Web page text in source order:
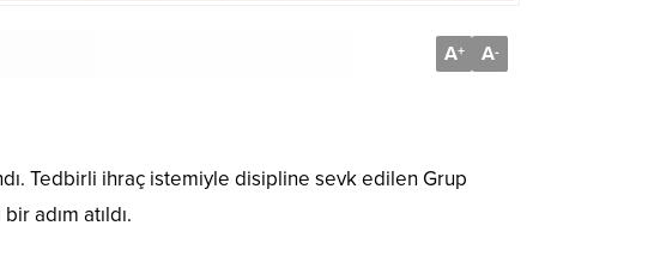
A+ A-
Tedbirli ihraç istemiyle disipline sevk edilen Grup
adım atıldı.